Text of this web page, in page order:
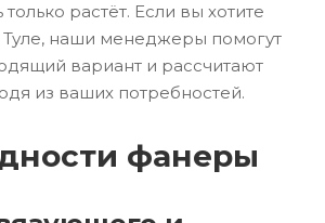
растёт. Если вы хотите
Туле, наши менеджеры помогут
вариант и рассчитают
из ваших потребностей.
фанеры